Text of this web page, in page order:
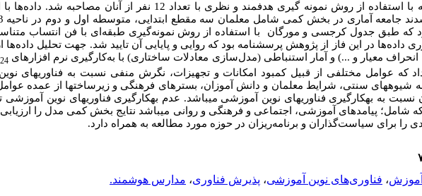
کرمانشاه بودند که با استفاده از روش نمونه گیری هدفمند و نظری با تعداد 12
گیری طبقه
دادهها در این فاز از پژوهش پرسشنامه بود که روایی و پایایی آن تایید شد. جهت تحلیل
انحراف معیار و ...) و آمار استنباطی (مدلسازی معادلات ساختاری) با به‌کارگیری نرم افزارهای 24
که عوامل مختلفی از قبیل کمبود امکانات و تجهیزات، نگرش منفی نسبت به فناوری­های
شیوه­های سنتی، شرایط معلمان و دانش آموزان، بسترهای فرهنگی و زیرساخت­ها از عمده
نسبت به به­کارگیری فناوری­های نوین آموزشی می­باشد. عدم به­کارگیری فناوری­های نوین
شامل؛ پیامدهای آموزشی، اجتماعی و فرهنگی و روانی می­باشد نتایج بخش کمی مدل را ارزیابی
را برای سیاست‌گذاران و برنامه‌ریزان در حوزه مورد مطالعه به همراه دارد.
آموزش، فناوری‌های نوین آموزشی، پذیرش فناوری‌، مدارس هوشمند.